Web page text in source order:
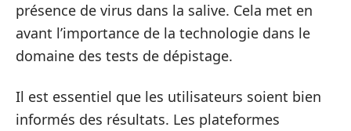
présence de virus dans la salive. Cela met en
avant l’importance de la technologie dans le
domaine des tests de dépistage.
Il est essentiel que les utilisateurs soient bien
informés des résultats. Les plateformes